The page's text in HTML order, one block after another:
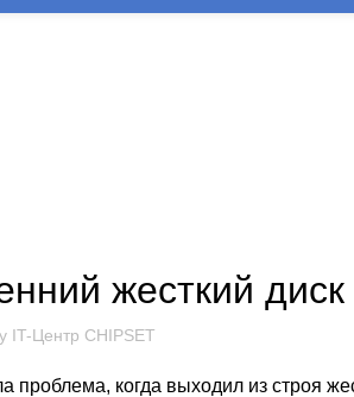
жесткий
IT-Центр CHIPSET
проблема, когда выходил из строя